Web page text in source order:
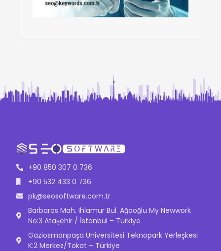
+90 850 307 0 736
+90 532 433 0 736
pk@seosoftware.com.tr
Barbaros Mah. Ihlamur Bul. Ağaoğlu My Newwork
No:3 Ataşehir / İstanbul – Türkiye
Gaziosmanpaşa Üniversitesi Teknopark Yerleşkesi
K:2 Merkez/Tokat – Türkiye